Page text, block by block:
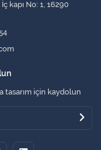
kapı No: 1, 16290
tasarım için kaydolun